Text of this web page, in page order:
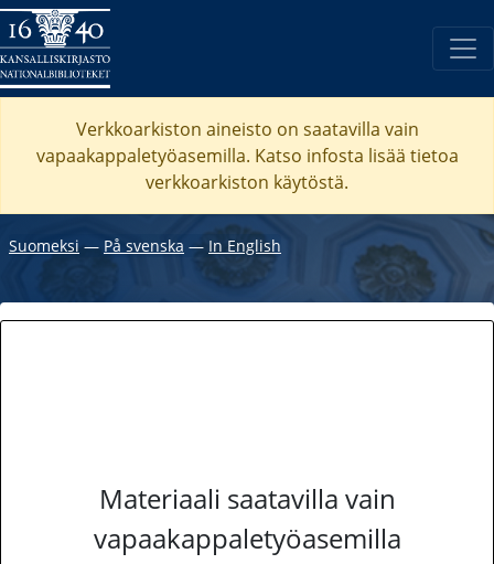
Verkkoarkiston aineisto on saatavilla vain
vapaakappaletyöasemilla. Katso infosta lisää tietoa
verkkoarkiston käytöstä.
Suomeksi ― På svenska ― In English
Materiaali saatavilla vain
vapaakappaletyöasemilla